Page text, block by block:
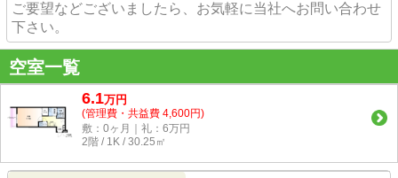
ご要望などございましたら、お気軽に当社へお問い合わせ
下さい。
空室一覧
6.1万円
(管理費・共益費 4,600円)
敷：0ヶ月｜礼：6万円
2階 / 1K / 30.25㎡